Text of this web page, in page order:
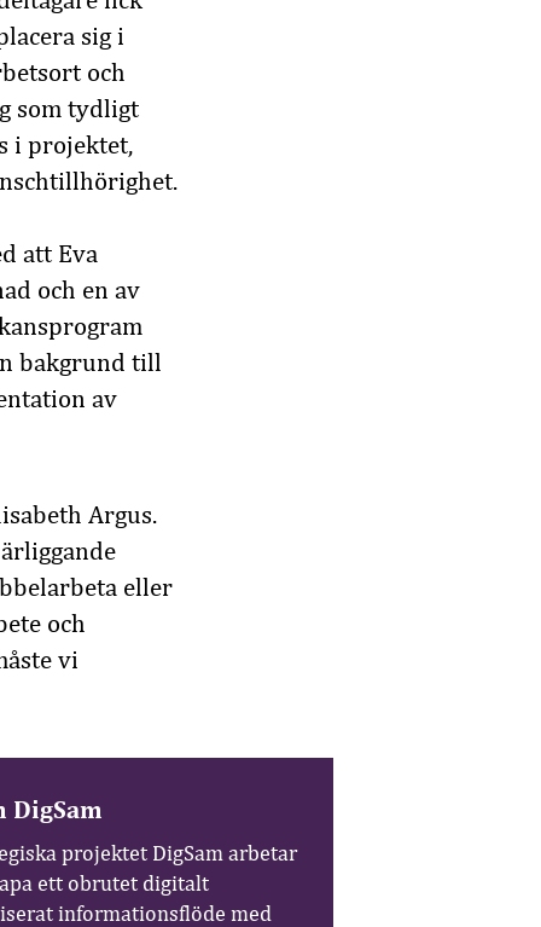
sig i
och
som tydligt
i projektet,
att Eva
och en av
bakgrund till
av
Argus.
eller
och
vi
DigSam
projektet DigSam arbetar
ett obrutet digitalt
informationsflöde med